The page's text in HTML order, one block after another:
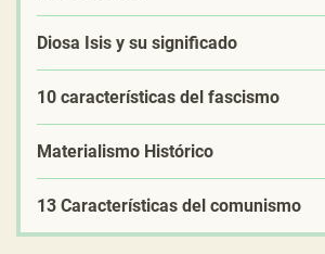
Diosa Isis y su significado
10 características del fascismo
Materialismo Histórico
13 Características del comunismo